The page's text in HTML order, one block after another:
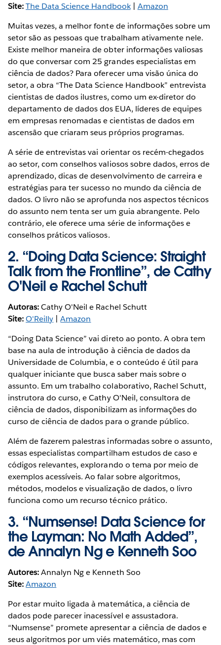
Site:The Data Science Handbook| Amazon
Muitas vezes, a melhor fonte de informações sobre um
setor são as pessoas que trabalham ativamente nele.
Existe melhor maneira de obter informações valiosas
do que conversar com 25 grandes especialistas em
ciência de dados? Para oferecer uma visão única do
setor, a obra “The Data Science Handbook” entrevista
cientistas de dados ilustres, como um ex-diretor do
departamento de dados dos EUA, líderes de equipes
em empresas renomadas e cientistas de dados em
ascensão que criaram seus próprios programas.
A série de entrevistas vai orientar os recém-chegados
ao setor, com conselhos valiosos sobre dados, erros de
aprendizado, dicas de desenvolvimento de carreira e
estratégias para ter sucesso no mundo da ciência de
dados. O livro não se aprofunda nos aspectos técnicos
do assunto nem tenta ser um guia abrangente. Pelo
contrário, ele oferece uma série de informações e
conselhos práticos valiosos.
2. “Doing Data Science: Straight
Talk from the Frontline”, de Cathy
O'Neil e Rachel Schutt
Autoras:Cathy O'Neil e Rachel Schutt
Site:O'Reilly |Amazon
“Doing Data Science” vai direto ao ponto. A obra tem
base na aula de introdução à ciência de dados da
Universidade de Columbia, e o conteúdo é útil para
qualquer iniciante que busca saber mais sobre o
assunto. Em um trabalho colaborativo, Rachel Schutt,
instrutora do curso, e Cathy O'Neil, consultora de
ciência de dados, disponibilizam as informações do
curso de ciência de dados para o grande público.
Além de fazerem palestras informadas sobre o assunto,
essas especialistas compartilham estudos de caso e
códigos relevantes, explorando o tema por meio de
exemplos acessíveis. Ao falar sobre algoritmos,
métodos, modelos e visualização de dados, o livro
funciona como um recurso técnico prático.
3. “Numsense! Data Science for
the Layman: No Math Added”,
de Annalyn Ng e Kenneth Soo
Autores:Annalyn Ng e Kenneth Soo
Site:Amazon
Por estar muito ligada à matemática, a ciência de
dados pode parecer inacessível e assustadora.
“Numsense” promete apresentar a ciência de dados e
seus algoritmos por um viés matemático, mas com